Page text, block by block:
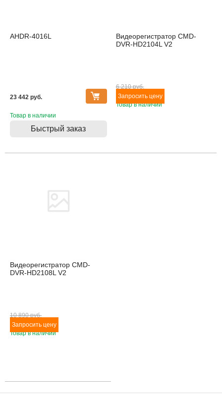
AHDR-4016L
23 442 pуб.
Товар в наличии
Быстрый заказ
Видеорегистратор CMD-
DVR-HD2104L V2
6 210 pуб.
Товар в наличии
Видеорегистратор CMD-
DVR-HD2108L V2
10 890 pуб.
Товар в наличии